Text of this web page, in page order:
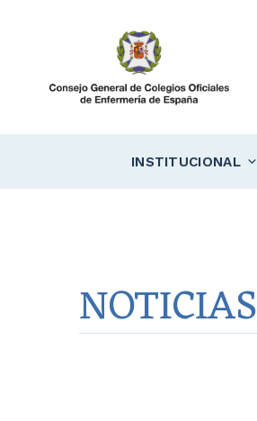
INSTITUCIONAL
NOTICIAS